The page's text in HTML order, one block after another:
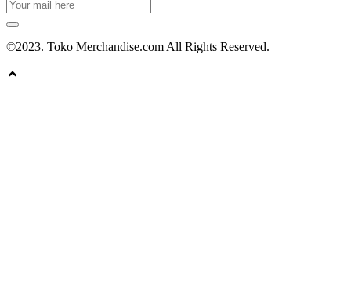
©2023. Toko Merchandise.com All Rights Reserved.